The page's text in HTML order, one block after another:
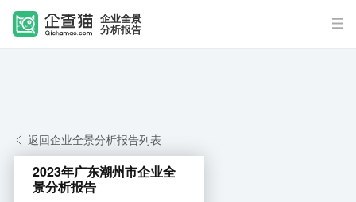
企业全景
分析报告
返回企业全景分析报告列表
2023年广东潮州市企业全
景分析报告